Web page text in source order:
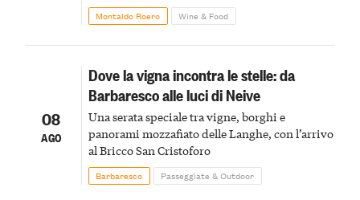
Montaldo Roero Wine & Food
08
AGO
Dove la vigna incontra le stelle: da
Barbaresco alle luci di Neive
Una serata speciale tra vigne, borghi e
panorami mozzafiato delle Langhe, con l’arrivo
al Bricco San Cristoforo
Barbaresco Passeggiate & Outdoor